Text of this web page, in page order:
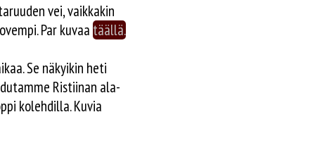
vei, vaikkakin
Par kuvaatäällä.
Se näkyikin heti
Ristiinan ala-
kolehdilla. Kuvia